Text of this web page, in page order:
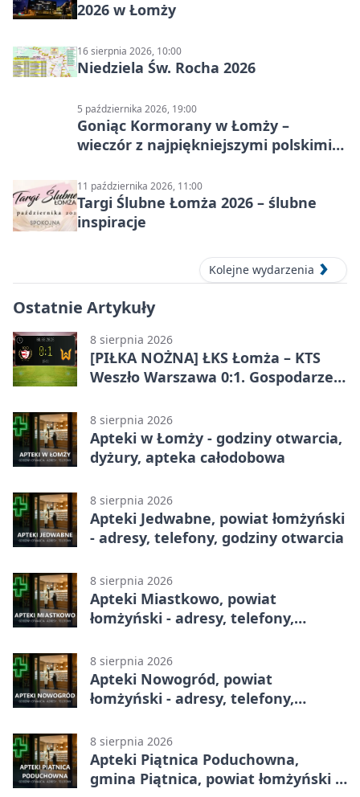
2026 w Łomży
16 sierpnia 2026, 10:00
Niedziela Św. Rocha 2026
5 października 2026, 19:00
Goniąc Kormorany w Łomży –
wieczór z najpiękniejszymi polskimi
11 października 2026, 11:00
Targi Ślubne Łomża 2026 – ślubne
inspiracje
Kolejne wydarzenia
Ostatnie Artykuły
8 sierpnia 2026
[PIŁKA NOŻNA] ŁKS Łomża – KTS
Weszło Warszawa 0:1. Gospodarze
1 (Grupa I)
8 sierpnia 2026
Apteki w Łomży - godziny otwarcia,
dyżury, apteka całodobowa
8 sierpnia 2026
Apteki Jedwabne, powiat łomżyński
- adresy, telefony, godziny otwarcia
8 sierpnia 2026
Apteki Miastkowo, powiat
łomżyński - adresy, telefony,
8 sierpnia 2026
Apteki Nowogród, powiat
łomżyński - adresy, telefony,
8 sierpnia 2026
Apteki Piątnica Poduchowna,
gmina Piątnica, powiat łomżyński -